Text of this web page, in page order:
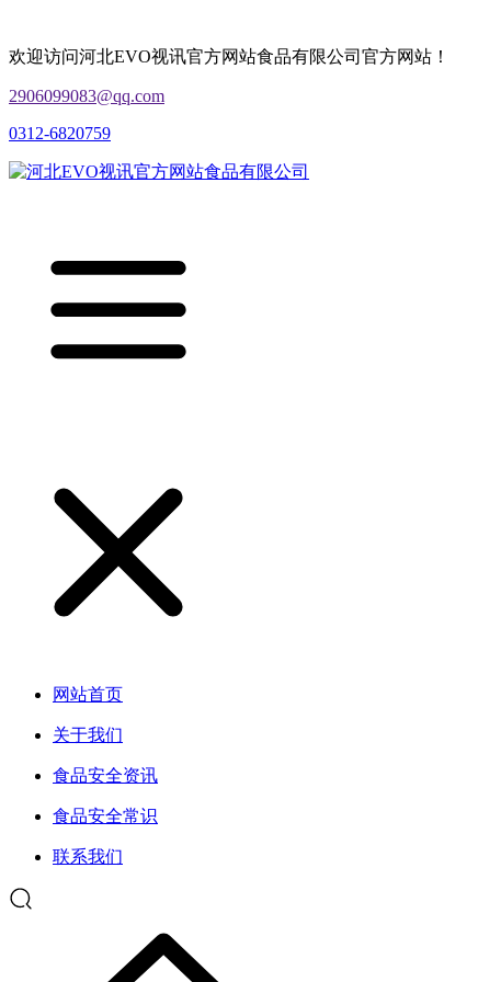
欢迎访问河北EVO视讯官方网站食品有限公司官方网站！
2906099083@qq.com
0312-6820759
网站首页
关于我们
食品安全资讯
食品安全常识
联系我们